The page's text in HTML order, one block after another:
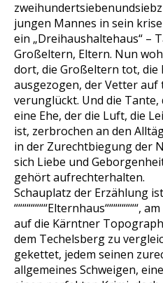
jungen Mannes in sein
ein „Dreihaushaltehaus“ –
Großeltern, Eltern. Nun
dort, die Großeltern tot, die
ausgezogen, der Vetter auf
verunglückt. Und die
eine Ehe, der die Luft, die
ist, zerbrochen an den
in der Zurechtbiegung der
sich Liebe und
gehört aufrechterhalten.
Schauplatz der Erzählung
auf die Kärntner
dem Techelsberg zu
gekettet, jedem seinen
allgemeines Schweigen,